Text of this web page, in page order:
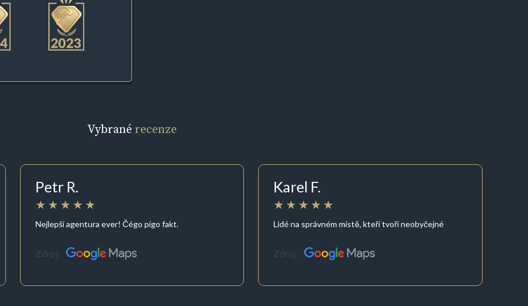
Vybrané recenze
Petr R.
Nejlepší agentura ever! Čégo pígo fakt.
Zdroj:
Karel F.
Lidé na správném místě, kteří tvoří neobyčejné
Zdroj: